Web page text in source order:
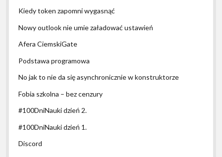
Kiedy token zapomni wygasnąć
Nowy outlook nie umie załadować ustawień
Afera CiemskiGate
Podstawa programowa
No jak to nie da się asynchronicznie w konstruktorze
Fobia szkolna – bez cenzury
#100DniNauki dzień 2.
#100DniNauki dzień 1.
Discord